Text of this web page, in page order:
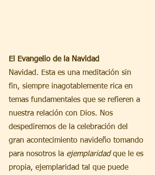
El Evangelio de la Navidad
Navidad. Esta es una meditación sin
fin, siempre inagotablemente rica en
temas fundamentales que se refieren a
nuestra relación con Dios. Nos
despediremos de la celebración del
gran acontecimiento navideño tomando
para nosotros la ejemplaridad que le es
propia, ejemplaridad tal que puede